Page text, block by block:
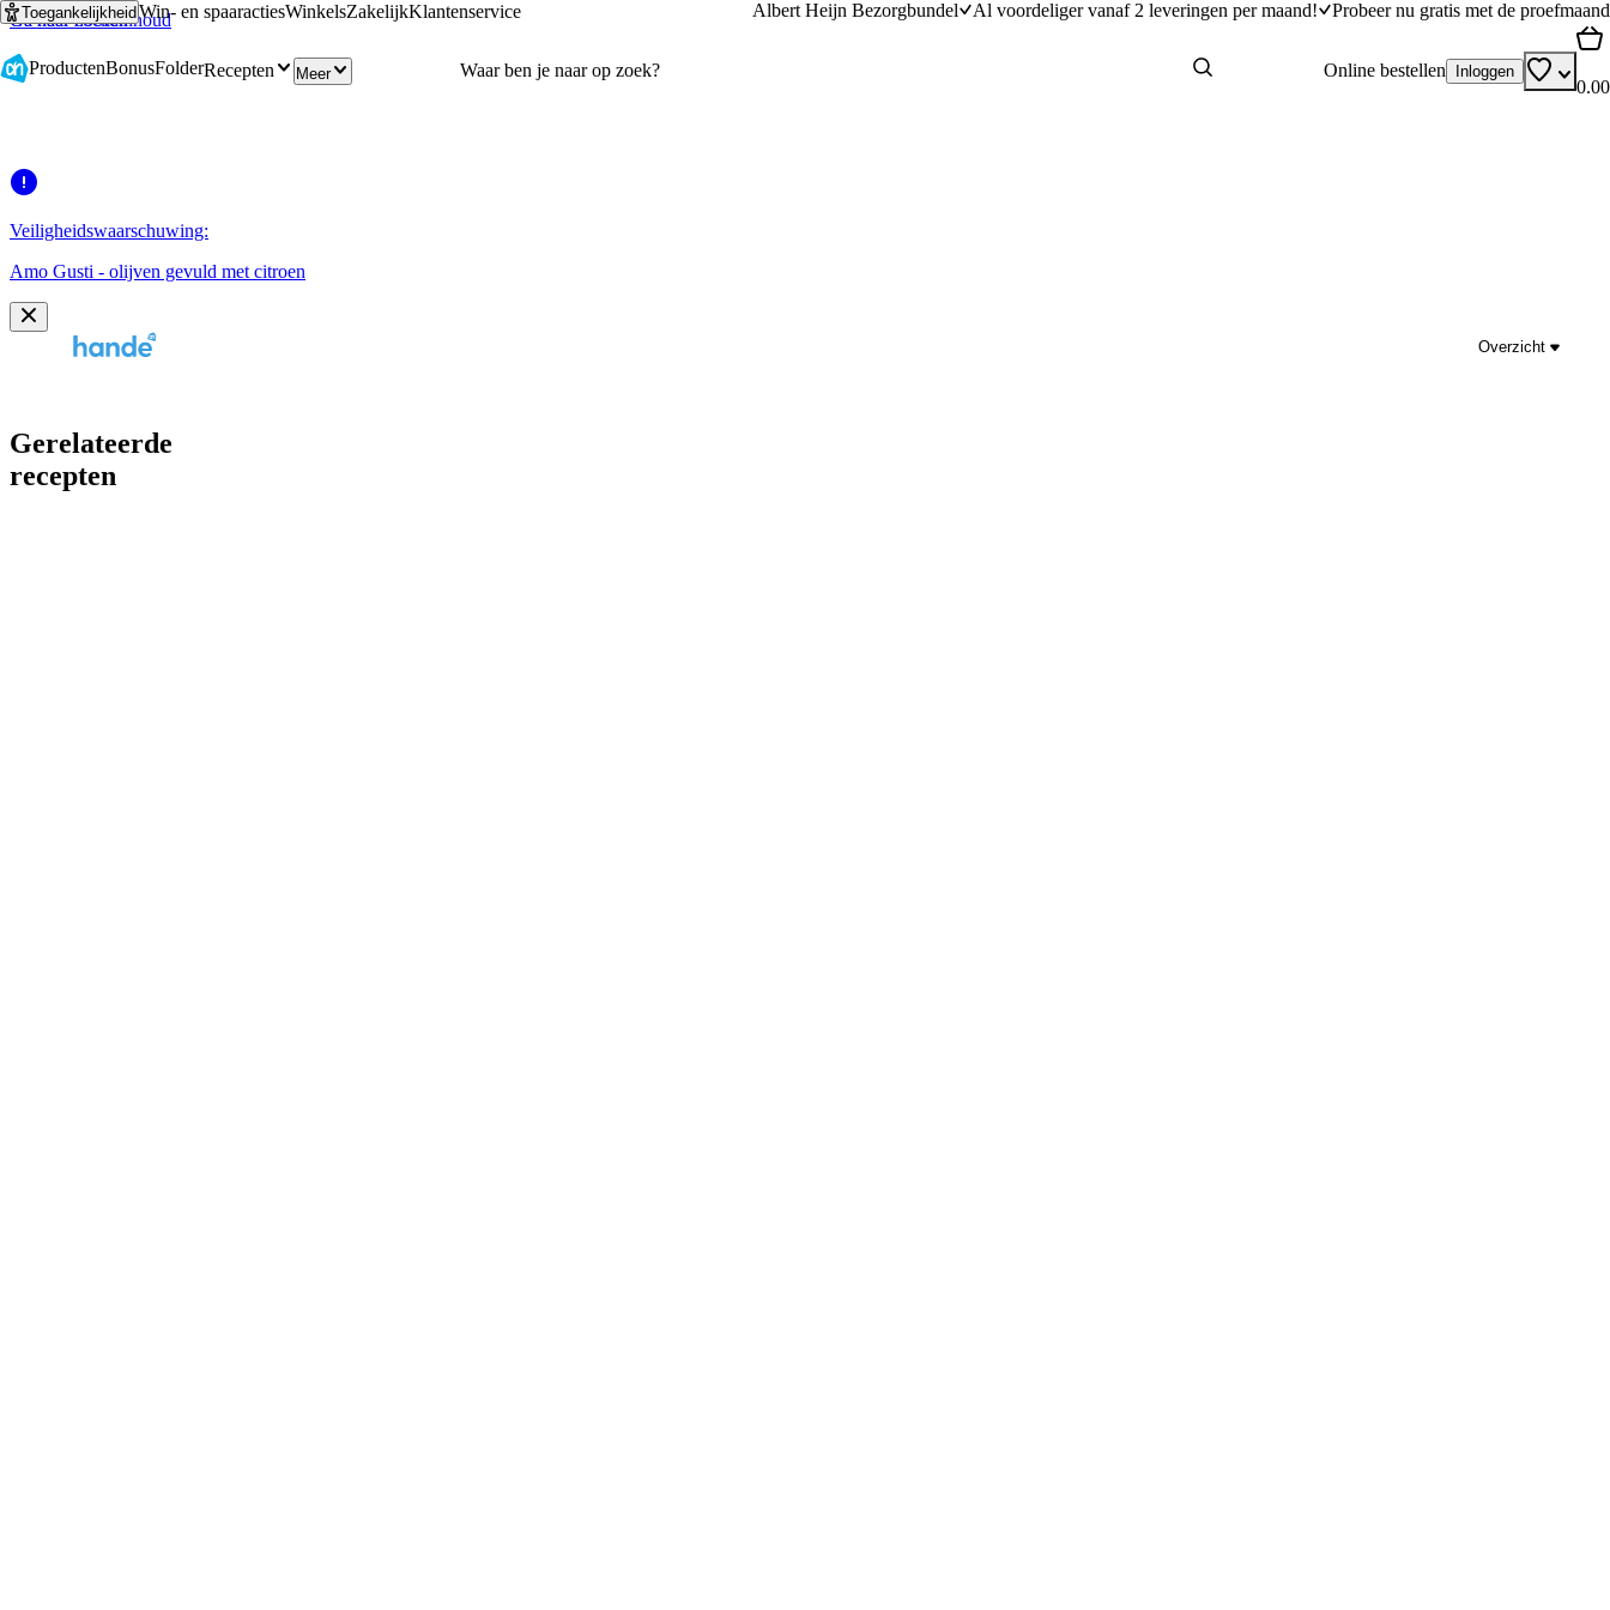
Ga naar hoofdinhoud
Ga naar zoeken
ToegankelijkheidWin- en spaaractiesWinkelsZakelijkKlantenservice Albert Heijn Bezorgbundel Al voordeliger vanaf 2 leveringen per maand! Probeer nu gratis met de proefmaand
ProductenBonusFolderRecepten Meer Online bestellen Inloggen
0.00
Veiligheidswaarschuwing:
Amo Gusti - olijven gevuld met citroen
Overzicht
Gerelateerde
recepten